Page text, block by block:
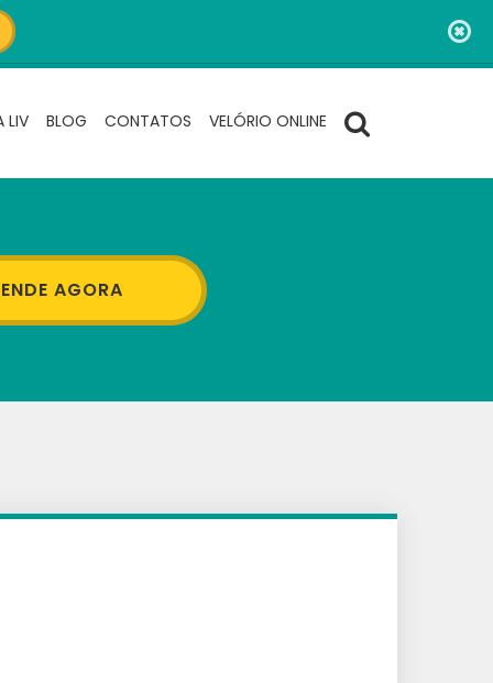
LIV BLOG CONTATOS VELÓRIO ONLINE
AGORA